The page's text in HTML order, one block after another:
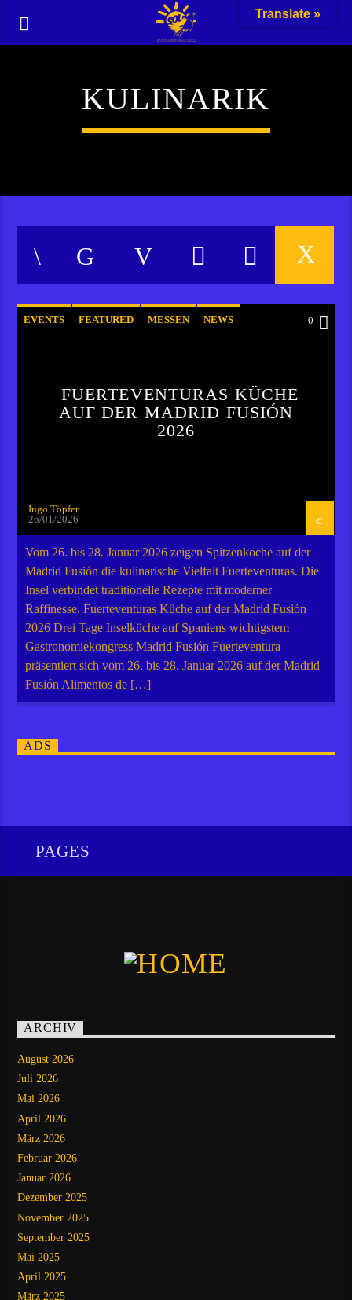
KULINARIK
EVENTS FEATURED MESSEN NEWS 0
FUERTEVENTURAS KÜCHE
AUF DER MADRID FUSIÓN
2026
Ingo Töpfer
26/01/2026
Vom 26. bis 28. Januar 2026 zeigen Spitzenköche auf der
Madrid Fusión die kulinarische Vielfalt Fuerteventuras. Die
Insel verbindet traditionelle Rezepte mit moderner
Raffinesse. Fuerteventuras Küche auf der Madrid Fusión
2026 Drei Tage Inselküche auf Spaniens wichtigstem
Gastronomiekongress Madrid Fusión Fuerteventura
präsentiert sich vom 26. bis 28. Januar 2026 auf der Madrid
Fusión Alimentos de […]
ADS
PAGES
ARCHIV
August 2026
Juli 2026
Mai 2026
April 2026
März 2026
Februar 2026
Januar 2026
Dezember 2025
November 2025
September 2025
Mai 2025
April 2025
März 2025
Translate »